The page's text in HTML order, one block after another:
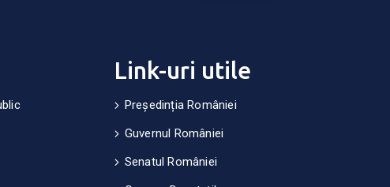
Link-uri utile
Președinția României
Guvernul României
Senatul României